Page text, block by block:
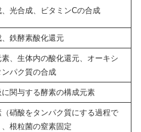
光合成、ビタミンCの合成
鉄酵素酸化還元
、生体内の酸化還元、オーキシ
パク質の合成
関与する酵素の構成元素
硝酸をタンパク質にする過程で
根粒菌の窒素固定